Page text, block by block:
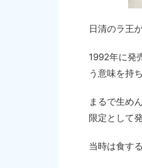
日清のラ王
1992年に発
う意味を持
まるで生め
限定として
当時は食す